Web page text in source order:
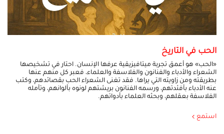
الحب في التاريخ
«الحب» هو أعمق تجربة ميتافيزيقية عرفها الإنسان. احتار في تشخيصها
الشعراء والأدباء والفنانون والفلاسفة والعلماء، فعبر كل منهم عنها
بطريقته ومن زاويته التي يراها. فقد تغنى الشعراء الحب بقصائدهم، وكتب
عنه الأدباء بأفئدتهم، ورسمه الفنانون بريشتهم لونوه بألوانهم، وتأمله
الفلاسفة بعقلهم، وبحثه العلماء بأدواتهم.
استمع